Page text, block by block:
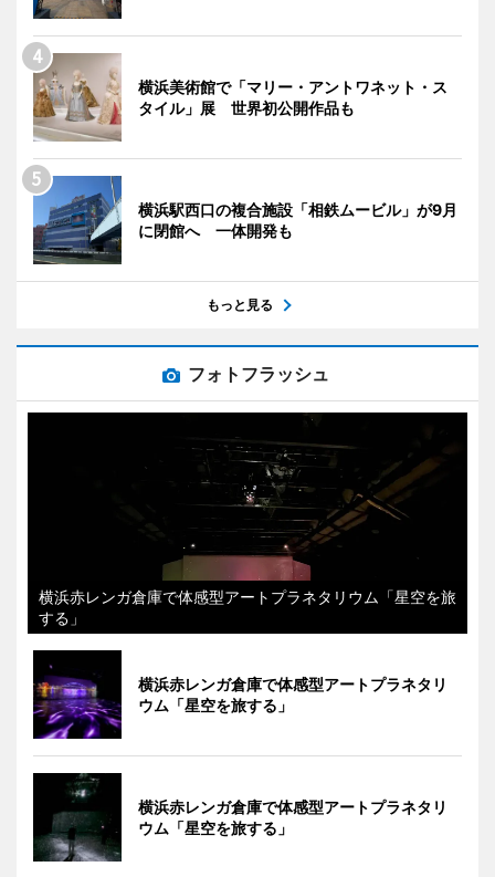
横浜美術館で「マリー・アントワネット・ス
タイル」展 世界初公開作品も
横浜駅西口の複合施設「相鉄ムービル」が9月
に閉館へ 一体開発も
もっと見る
フォトフラッシュ
横浜赤レンガ倉庫で体感型アートプラネタリウム「星空を旅
する」
横浜赤レンガ倉庫で体感型アートプラネタリ
ウム「星空を旅する」
横浜赤レンガ倉庫で体感型アートプラネタリ
ウム「星空を旅する」